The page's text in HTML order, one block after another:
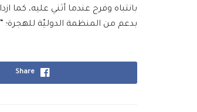
بانتباه وفرح عندما أثني عليه،
بدعم من المنظمة الدوليّة للهجرة؛ “
Share